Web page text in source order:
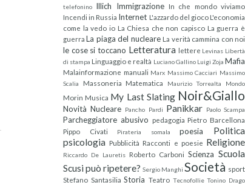
telefonino Illich Immigrazione In che mondo viviamo
Incendi in Russia Internet L'azzardo del gioco L'economia
come la vedo io La Chiesa che non capisco La guerra è
guerra La piaga del nucleare La verità cammina con noi
le cose si toccano Letteratura lettere Levinas Libertà
di stampa Linguaggio e realtà Luciano Gallino Luigi Zoja Mafia
Malainformazione manuali Marx Massimo Cacciari Massimo
Scalia
Massoneria Matematica Maurizio Torrealta Mondo
Morin Musica My Last Slating Noir&Giallo
Novità Nucleare Pancho Pardi Panikkar Paolo Scampa
Parcheggiatore abusivo pedagogia Pietro Barcellona
Pippo Civati
Pirateria somala poesia
Politica
psicologia Pubblicità Racconti e poesie Religione
Riccardo De Lauretis Roberto Carboni Scienza Scuola
Scusi può ripetere? Sergio Manghi Società sport
Stefano Santasilia Storia Teatro Tecnofollie Tonino Drago